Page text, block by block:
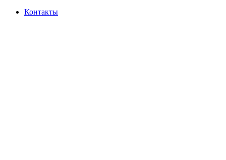
Контакты